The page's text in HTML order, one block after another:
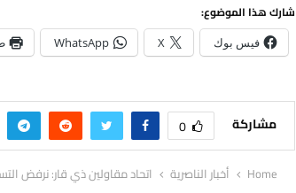
شارك هذا الموضوع:
فيس بوك X
WhatsApp
مشاركة 0
Home أخبار الناصرية اتحاد مقاولين ذي قار: نرفض